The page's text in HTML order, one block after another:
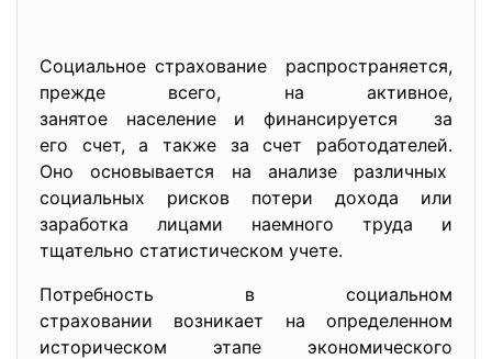
Социальное страхование распространяется,
прежде всего, на активное,
занятое население и финансируется за
его счет, а также за счет работодателей.
Оно основывается на анализе различных
социальных рисков потери дохода или
заработка лицами наемного труда и
тщательно статистическом учете.
Потребность в социальном
страховании возникает на определенном
историческом этапе экономического